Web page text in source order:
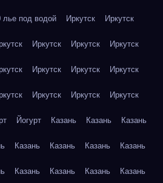
под водой Иркутск Иркутск
Иркутск Иркутск Иркутск
Иркутск Иркутск Иркутск
Иркутск Иркутск Иркутск
Йогурт Казань Казань Казань
Казань Казань Казань Казань
Казань Казань Казань Казань